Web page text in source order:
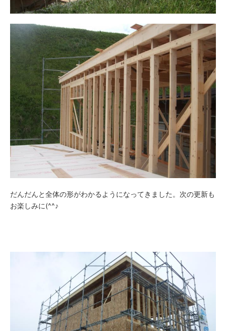
だんだんと全体の形がわかるようになってきました。次の更新も
お楽しみに(^^♪